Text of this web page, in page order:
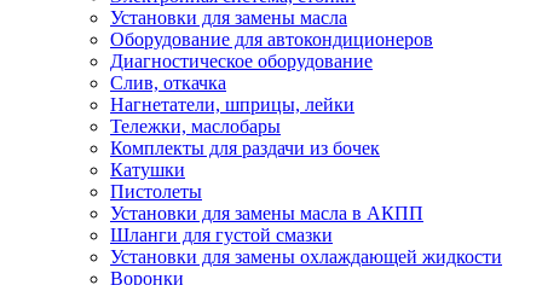
Установки для замены масла
Оборудование для автокондиционеров
Диагностическое оборудование
Слив, откачка
Нагнетатели, шприцы, лейки
Тележки, маслобары
Комплекты для раздачи из бочек
Катушки
Пистолеты
Установки для замены масла в АКПП
Шланги для густой смазки
Установки для замены охлаждающей жидкости
Воронки